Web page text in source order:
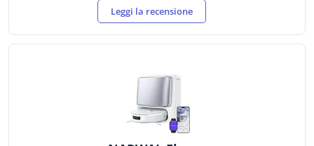
Leggi la recensione